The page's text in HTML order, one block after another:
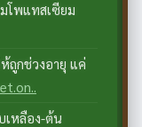
โพแทสเซียม
ถูกช่วงอายุ แค่
เหลือง-ต้น